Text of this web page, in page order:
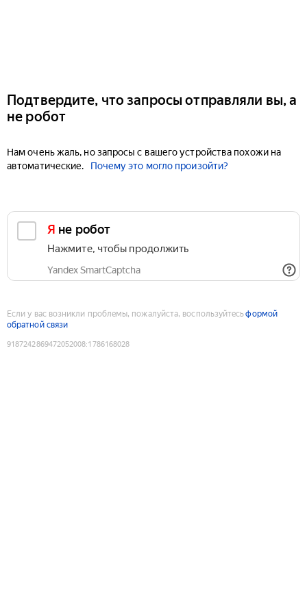
Подтвердите, что запросы отправляли вы, а
не робот
Нам очень жаль, но запросы с вашего устройства похожи на
автоматические.
Почему это могло произойти?
Я не робот
Нажмите, чтобы продолжить
Yandex SmartCaptcha
Если у вас возникли проблемы, пожалуйста, воспользуйтесьформой
обратной связи
9187242869472052008:1786168028